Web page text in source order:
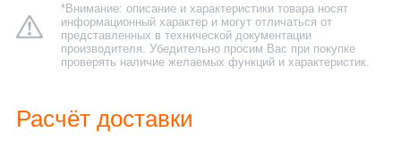
*Внимание: описание и характеристики товара носят
информационный характер и могут отличаться от
представленных в технической документации
производителя. Убедительно просим Вас при покупке
проверять наличие желаемых функций и характеристик.
Расчёт доставки